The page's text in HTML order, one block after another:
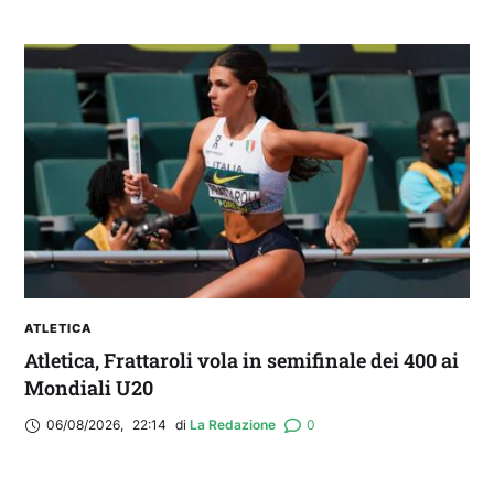
ATLETICA
Atletica, Frattaroli vola in semifinale dei 400 ai
Mondiali U20
06/08/2026, 22:14 di La Redazione 0